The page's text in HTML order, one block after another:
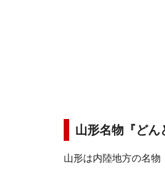
山形名物『どん
山形は内陸地方の名物